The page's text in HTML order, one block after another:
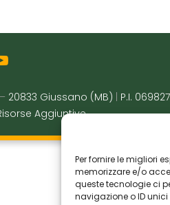
Per fornire le migliori
memorizzare e/o
queste tecnologie ci
navigazione o ID
– 20833 Giussano (MB)
P.I.
Aggiuntive